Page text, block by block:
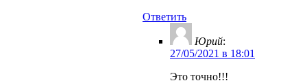
Ответить
Юрий:
27/05/2021 в 18:01
Это точно!!!